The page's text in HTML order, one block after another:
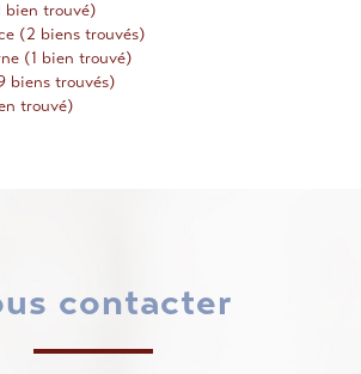
bien trouvé)
(2 biens trouvés)
(1 bien trouvé)
biens trouvés)
trouvé)
contacter